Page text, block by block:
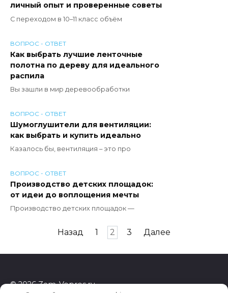
личный опыт и проверенные советы
С переходом в 10–11 класс объём
ВОПРОС - ОТВЕТ
Как выбрать лучшие ленточные
полотна по дереву для идеального
распила
Вы зашли в мир деревообработки
ВОПРОС - ОТВЕТ
Шумоглушители для вентиляции:
как выбрать и купить идеально
Казалось бы, вентиляция – это про
ВОПРОС - ОТВЕТ
Производство детских площадок:
от идеи до воплощения мечты
Производство детских площадок —
ПагинацияНазад 1 2 3 Далее
© 2026 Zem-Vopros.ru